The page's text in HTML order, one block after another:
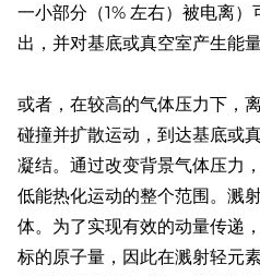
一小部分（1% 左右）被电离
出，并对基底或真空室产生能
或者，在较高的气体压力下，
碰撞并扩散运动，到达基底或
凝结。通过改变背景气体压力
低能热化运动的整个范围。溅
体。为了实现有效的动量传递
标的原子量，因此在溅射轻元